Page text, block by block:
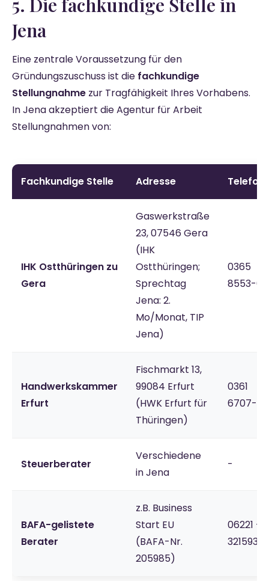
5. Die fachkundige Stelle in
Jena
Eine zentrale Voraussetzung für den
Gründungszuschuss ist die fachkundige
Stellungnahme zur Tragfähigkeit Ihres Vorhabens.
In Jena akzeptiert die Agentur für Arbeit
Stellungnahmen von:
Fachkundige Stelle Adresse Telefon
IHK Ostthüringen zu
Gera
Gaswerkstraße
23, 07546 Gera
(IHK
Ostthüringen;
Sprechtag
Jena: 2.
Mo/Monat, TIP
Jena)
0365
8553-0
Handwerkskammer
Erfurt
Fischmarkt 13,
99084 Erfurt
(HWK Erfurt für
Thüringen)
0361
6707-0
Steuerberater
Verschiedene
in Jena
-
BAFA-gelistete
Berater
z.B. Business
Start EU
(BAFA-Nr.
205985)
06221 -
3215930